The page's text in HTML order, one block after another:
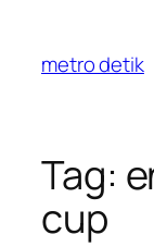
content
metro detik
Tag:
cup